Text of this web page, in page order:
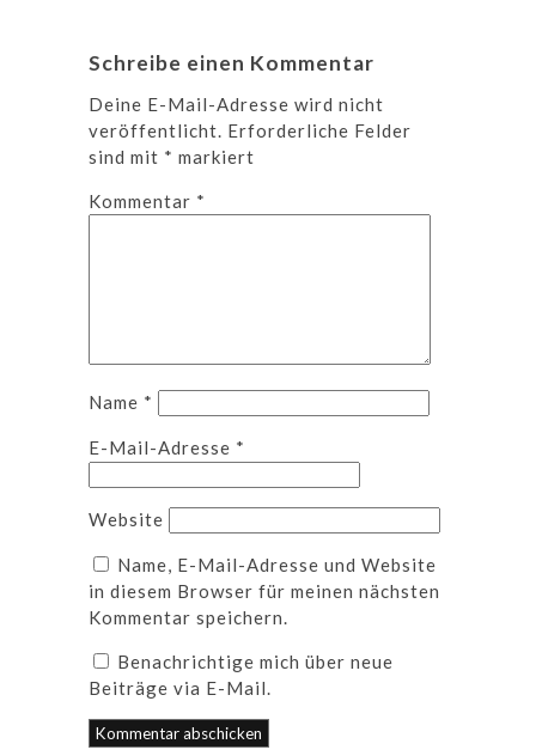
Schreibe einen Kommentar
Deine E-Mail-Adresse wird nicht
veröffentlicht. Erforderliche Felder
sind mit * markiert
Kommentar *
Name *
E-Mail-Adresse *
Website
Name, E-Mail-Adresse und Website
in diesem Browser für meinen nächsten
Kommentar speichern.
Benachrichtige mich über neue
Beiträge via E-Mail.